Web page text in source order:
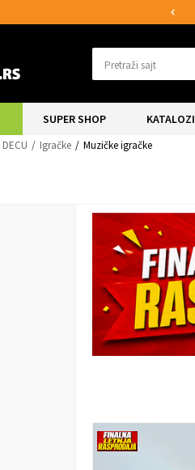
Pretraži sajt
SUPER SHOP KATALOZI
Igračke Muzičke igračke